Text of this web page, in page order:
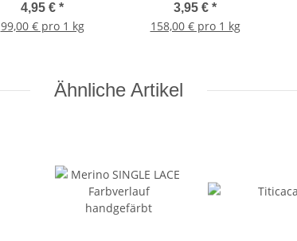
4,95 € *
99,00 € pro 1 kg
3,95 € *
158,00 € pro 1 kg
Ähnliche Artikel